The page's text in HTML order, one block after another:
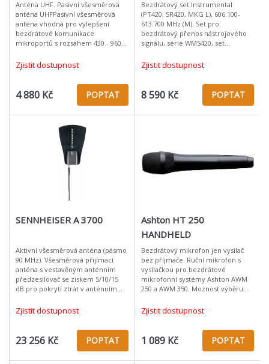
Anténa UHF. Pasivní všesměrová
anténa UHFPasivní všesměrová
anténa vhodná pro vylepšení
bezdrátové komunikace
mikroportů s rozsahem 430 - 960
i vysílání v problematických
prostorech, k
Zjistit dostupnost
4 880 Kč POPTAT
Bezdrátový set Instrumental
(PT420, SR420, MKG L), 606.100-
613.700 MHz (M). Set pro
bezdrátový přenos nástrojového
signálu, série WMS420, set
SR420 + bodypack vysílač PT420 a
nástrojový k
Zjistit dostupnost
8 590 Kč POPTAT
SENNHEISER A 3700
Aktivní všesměrová anténa (pásmo
90 MHz). Všesměrová přijímací
anténa s vestavěným anténním
předzesilovač se ziskem 5/10/15
dB pro pokrytí ztrát v anténním
Zjistit dostupnost
23 256 Kč POPTAT
Ashton HT 250
HANDHELD
Bezdrátový mikrofon jen vysílač
bez příjmače. Ruční mikrofon s
vysílačkou pro bezdrátové
mikrofonní systémy Ashton AWM
250 a AWM 350. Moznost výběru
více mikrofonů.Vhodné k
systémům Asht
Zjistit dostupnost
1 089 Kč POPTAT